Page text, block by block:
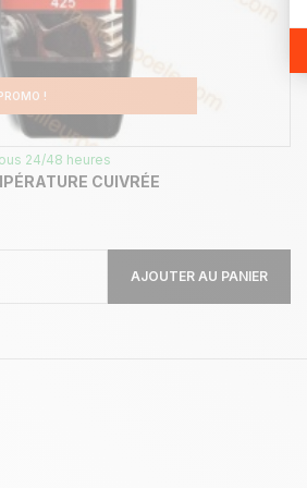
!
24/48 heures
CUIVRÉE
AJOUTER AU PANIER